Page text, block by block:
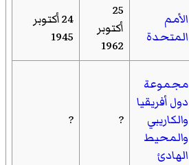
الأمم
المتحدة
25
أكتوبر
1962
24 أكتوبر
1945
مجموعة
دول أفريقيا
والكاريبي
والمحيط
الهادئ
?
?